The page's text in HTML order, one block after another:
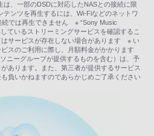
は、一部のDSDに対応したNASとの接続に限
ンツを再生するには、Wi-Fiなどのネットワ
続では再生できません ※ “Sony Music
ているストリーミングサービスを確認するこ
はサービスが存在しない場合があります ※ い
スのご利用に際し、月額料金がかかります
ニーグループが提供するものを含む）は、予
あります。また、第三者が提供するサービス
負いかねますのであらかじめご了承ください